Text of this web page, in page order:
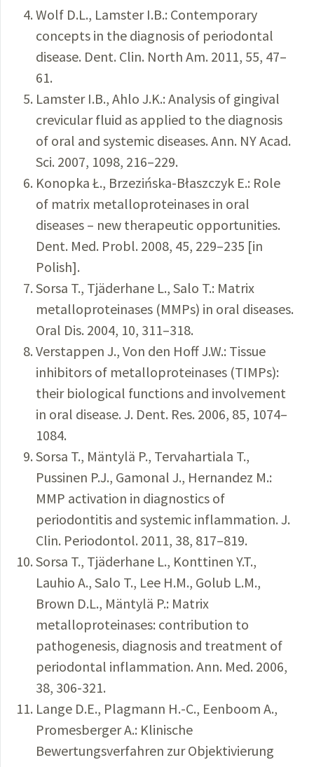
Wolf D.L., Lamster I.B.: Contemporary
concepts in the diagnosis of periodontal
disease. Dent. Clin. North Am. 2011, 55, 47–
61.
Lamster I.B., Ahlo J.K.: Analysis of gingival
crevicular fluid as applied to the diagnosis
of oral and systemic diseases. Ann. NY Acad.
Sci. 2007, 1098, 216–229.
Konopka Ł., Brzezińska-Błaszczyk E.: Role
of matrix metalloproteinases in oral
diseases – new therapeutic opportunities.
Dent. Med. Probl. 2008, 45, 229–235 [in
Polish].
Sorsa T., Tjäderhane L., Salo T.: Matrix
metalloproteinases (MMPs) in oral diseases.
Oral Dis. 2004, 10, 311–318.
Verstappen J., Von den Hoff J.W.: Tissue
inhibitors of metalloproteinases (TIMPs):
their biological functions and involvement
in oral disease. J. Dent. Res. 2006, 85, 1074–
1084.
Sorsa T., Mäntylä P., Tervahartiala T.,
Pussinen P.J., Gamonal J., Hernandez M.:
MMP activation in diagnostics of
periodontitis and systemic inflammation. J.
Clin. Periodontol. 2011, 38, 817–819.
Sorsa T., Tjäderhane L., Konttinen Y.T.,
Lauhio A., Salo T., Lee H.M., Golub L.M.,
Brown D.L., Mäntylä P.: Matrix
metalloproteinases: contribution to
pathogenesis, diagnosis and treatment of
periodontal inflammation. Ann. Med. 2006,
38, 306-321.
Lange D.E., Plagmann H.-C., Eenboom A.,
Promesberger A.: Klinische
Bewertungsverfahren zur Objektivierung